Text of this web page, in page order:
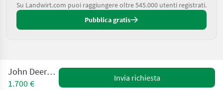
Su Landwirt.com puoi raggiungere oltre 545.000 utenti registrati.
Pubblica gratis
John Deere TC125
1.700 €
Invia richiesta